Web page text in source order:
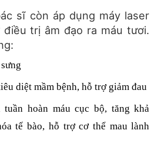
sĩ còn áp dụng máy laser
trị âm đạo ra máu tươi.
diệt mầm bệnh, hỗ trợ giảm đau
hoàn máu cục bộ, tăng khả
tế bào, hỗ trợ cơ thể mau lành